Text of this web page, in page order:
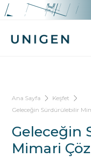
Ana Sayfa
Keşfet
Geleceğin Sürdürülebilir
Geleceğin
Mimari